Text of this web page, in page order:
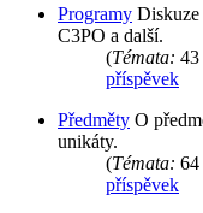
Programy Diskuze
C3PO a další.
(Témata: 43
příspěvek
Předměty O
unikáty.
(Témata: 64
příspěvek